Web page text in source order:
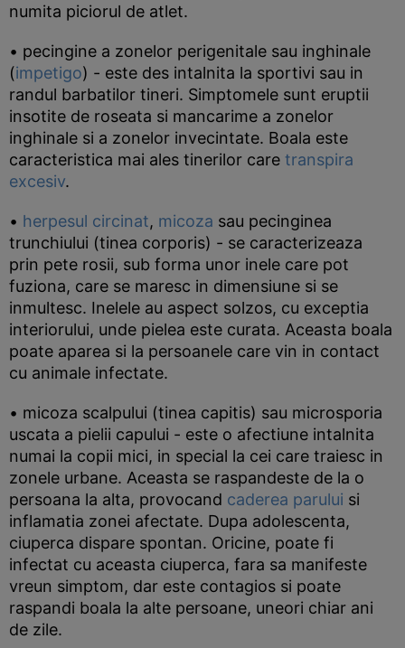
numita piciorul de atlet.
• pecingine a zonelor perigenitale sau inghinale
(impetigo) - este des intalnita la sportivi sau in
randul barbatilor tineri. Simptomele sunt eruptii
insotite de roseata si mancarime a zonelor
inghinale si a zonelor invecintate. Boala este
caracteristica mai ales tinerilor care transpira
excesiv.
• herpesul circinat, micoza sau pecinginea
trunchiului (tinea corporis) - se caracterizeaza
prin pete rosii, sub forma unor inele care pot
fuziona, care se maresc in dimensiune si se
inmultesc. Inelele au aspect solzos, cu exceptia
interiorului, unde pielea este curata. Aceasta boala
poate aparea si la persoanele care vin in contact
cu animale infectate.
• micoza scalpului (tinea capitis) sau microsporia
uscata a pielii capului - este o afectiune intalnita
numai la copii mici, in special la cei care traiesc in
zonele urbane. Aceasta se raspandeste de la o
persoana la alta, provocand caderea parului si
inflamatia zonei afectate. Dupa adolescenta,
ciuperca dispare spontan. Oricine, poate fi
infectat cu aceasta ciuperca, fara sa manifeste
vreun simptom, dar este contagios si poate
raspandi boala la alte persoane, uneori chiar ani
de zile.